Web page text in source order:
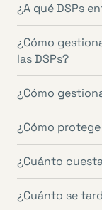
¿A qué DSPs
¿Cómo
las DSPs?
¿Cómo
¿Cómo
¿Cuánto
¿Cuánto se